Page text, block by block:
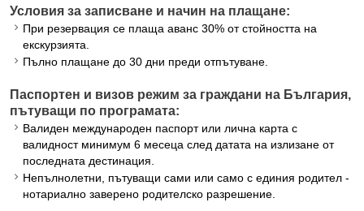
Условия за записване и начин на плащане:
При резервация се плаща аванс 30% от стойността на
екскурзията.
Пълно плащане до 30 дни преди отпътуване.
Паспортен и визов режим за граждани на България,
пътуващи по програмата:
Валиден международен паспорт или лична карта с
валидност минимум 6 месеца след датата на излизане от
последната дестинация.
Непълнолетни, пътуващи сами или само с единия родител -
нотариално заверено родителско разрешение.